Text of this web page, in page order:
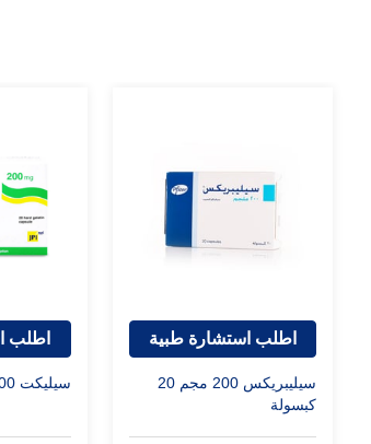
اطلب استشارة طبية
سيليبريكس 200 مجم 20
كبسولة
اطلب
سيليكت 200 مجم 20 كبسولة